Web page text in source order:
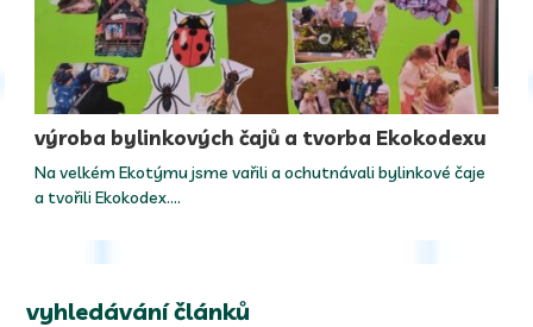
výroba bylinkových čajů a tvorba Ekokodexu
Na velkém Ekotýmu jsme vařili a ochutnávali bylinkové čaje
a tvořili Ekokodex.…
vyhledávání článků